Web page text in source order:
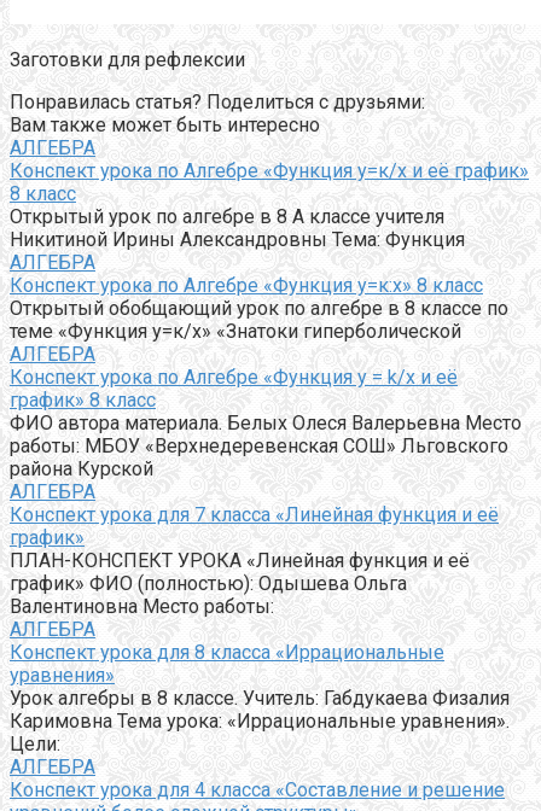
Заготовки для рефлексии
Понравилась статья? Поделиться с друзьями:
Вам также может быть интересно
АЛГЕБРА
Конспект урока по Алгебре «Функция у=к/х и её график»
8 класс
Открытый урок по алгебре в 8 А классе учителя
Никитиной Ирины Александровны Тема: Функция
АЛГЕБРА
Конспект урока по Алгебре «Функция у=к:х» 8 класс
Открытый обобщающий урок по алгебре в 8 классе по
теме «Функция у=к/х» «Знатоки гиперболической
АЛГЕБРА
Конспект урока по Алгебре «Функция y = k/x и её
график» 8 класс
ФИО автора материала. Белых Олеся Валерьевна Место
работы: МБОУ «Верхнедеревенская СОШ» Льговского
района Курской
АЛГЕБРА
Конспект урока для 7 класса «Линейная функция и её
график»
ПЛАН-КОНСПЕКТ УРОКА «Линейная функция и её
график» ФИО (полностью): Одышева Ольга
Валентиновна Место работы:
АЛГЕБРА
Конспект урока для 8 класса «Иррациональные
уравнения»
Урок алгебры в 8 классе. Учитель: Габдукаева Физалия
Каримовна Тема урока: «Иррациональные уравнения».
Цели:
АЛГЕБРА
Конспект урока для 4 класса «Составление и решение